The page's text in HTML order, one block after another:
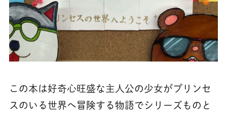
この本は好奇心旺盛な主人公の少女がプリンセ
スのいる世界へ冒険する物語でシリーズものと